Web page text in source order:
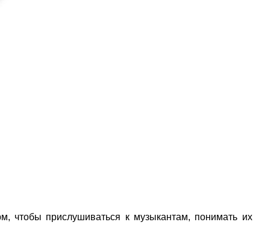
чтобы прислушиваться к музыкантам, понимать их